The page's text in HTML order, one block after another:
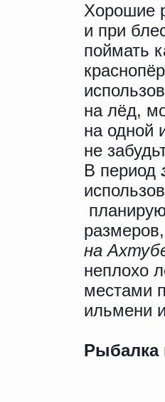
Хорошие
и при
поймать
на лёд,
на одной
не
В период
на
неплохо
местами
ильмени
Рыбалка